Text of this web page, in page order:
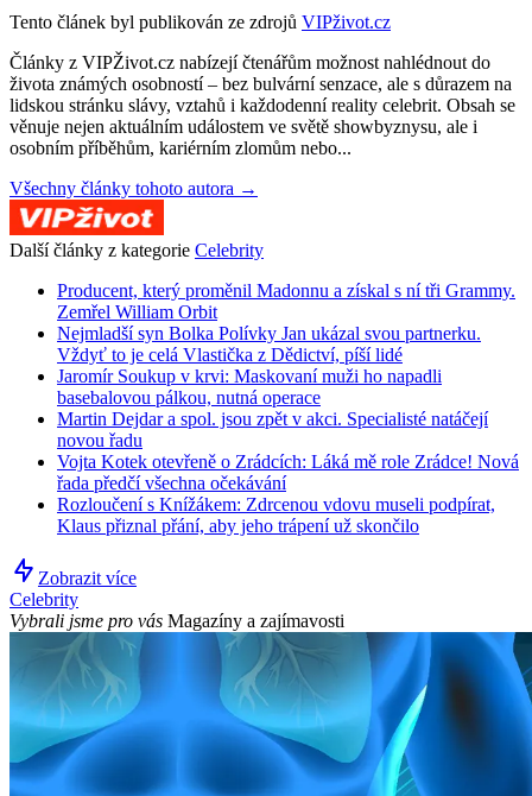
Tento článek byl publikován ze zdrojů VIPživot.cz
Články z VIPŽivot.cz nabízejí čtenářům možnost nahlédnout do
života známých osobností – bez bulvární senzace, ale s důrazem na
lidskou stránku slávy, vztahů i každodenní reality celebrit. Obsah se
věnuje nejen aktuálním událostem ve světě showbyznysu, ale i
osobním příběhům, kariérním zlomům nebo...
Všechny články tohoto autora →
Další články z kategorie Celebrity
Producent, který proměnil Madonnu a získal s ní tři Grammy.
Zemřel William Orbit
Nejmladší syn Bolka Polívky Jan ukázal svou partnerku.
Vždyť to je celá Vlastička z Dědictví, píší lidé
Jaromír Soukup v krvi: Maskovaní muži ho napadli
basebalovou pálkou, nutná operace
Martin Dejdar a spol. jsou zpět v akci. Specialisté natáčejí
novou řadu
Vojta Kotek otevřeně o Zrádcích: Láká mě role Zrádce! Nová
řada předčí všechna očekávání
Rozloučení s Knížákem: Zdrcenou vdovu museli podpírat,
Klaus přiznal přání, aby jeho trápení už skončilo
Zobrazit více
Celebrity
Vybrali jsme pro vás Magazíny a zajímavosti